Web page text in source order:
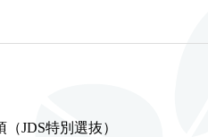
JDS特別選抜）